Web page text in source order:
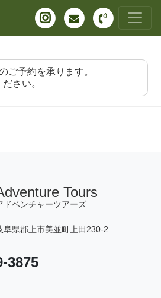
ご予約を承ります。
さい。
Tours
ドベンチャーツアーズ
阜県郡上市美並町上田230-2
3875